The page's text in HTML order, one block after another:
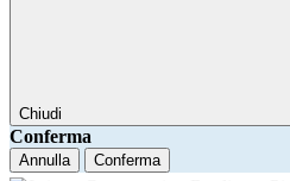
Chiudi
Conferma
Annulla Conferma